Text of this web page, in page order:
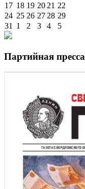
17 18 19 20 21 22
24 25 26 27 28 29
31
1 2 3 4 5
Партийная пресса